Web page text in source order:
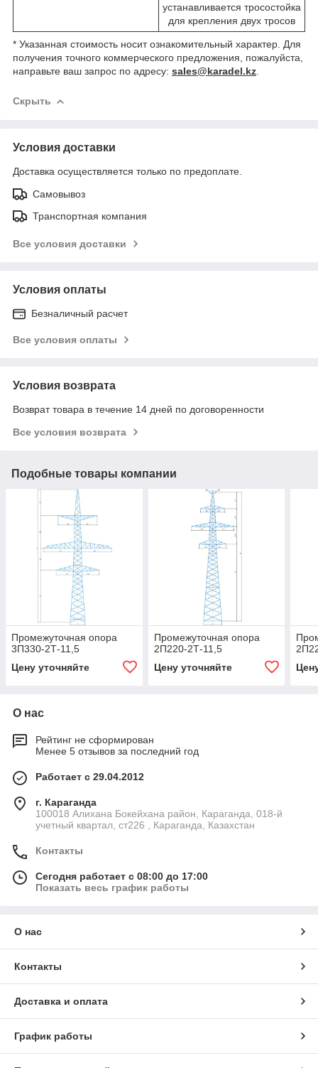
устанавливается тросостойка
для крепления двух тросов
* Указанная стоимость носит ознакомительный характер. Для
получения точного коммерческого предложения, пожалуйста,
направьте ваш запрос по адресу: sales@karadel.kz
Скрыть
Условия доставки
Доставка осуществляется только по предоплате.
Самовывоз
Транспортная компания
Все условия доставки
Условия оплаты
Безналичный расчет
Все условия оплаты
Условия возврата
Возврат товара в течение 14 дней по договоренности
Все условия возврата
Подобные товары компании
Промежуточная опора
3П330-2Т-11,5
Цену уточняйте
Промежуточная опора
2П220-2Т-11,5
Цену уточняйте
О нас
Рейтинг не сформирован
Менее 5 отзывов за последний год
Работает с 29.04.2012
г. Караганда
100018 Алихана Бокейхана район, Караганда, 018-й
учетный квартал, ст226 , Караганда, Казахстан
Контакты
Сегодня работает с 08:00 до 17:00
Показать весь график работы
О нас
Контакты
Доставка и оплата
График работы